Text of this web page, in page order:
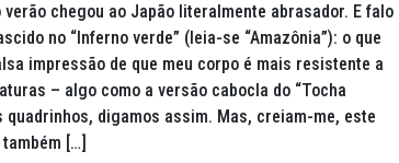
verão chegou ao Japão literalmente abrasador. E falo
no “Inferno verde” (leia-se “Amazônia”): o que
impressão de que meu corpo é mais resistente a
– algo como a versão cabocla do “Tocha
quadrinhos, digamos assim. Mas, creiam-me, este
[…]